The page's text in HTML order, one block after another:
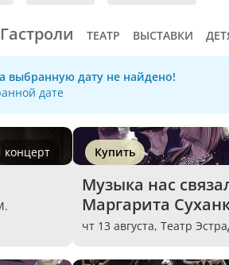
Гастроли ТЕАТР ВЫСТАВКИ
выбранную дату не найдено!
дате
концерт Купить
Музыка нас
Маргарита
чт 13 августа,Театр